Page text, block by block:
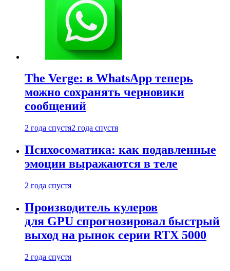
The Verge: в WhatsApp теперь
можно сохранять черновики
сообщений
2 года спустя2 года спустя
Психосоматика: как подавленные
эмоции выражаются в теле
2 года спустя
Производитель кулеров
для GPU спрогнозировал быстрый
выход на рынок серии RTX 5000
2 года спустя